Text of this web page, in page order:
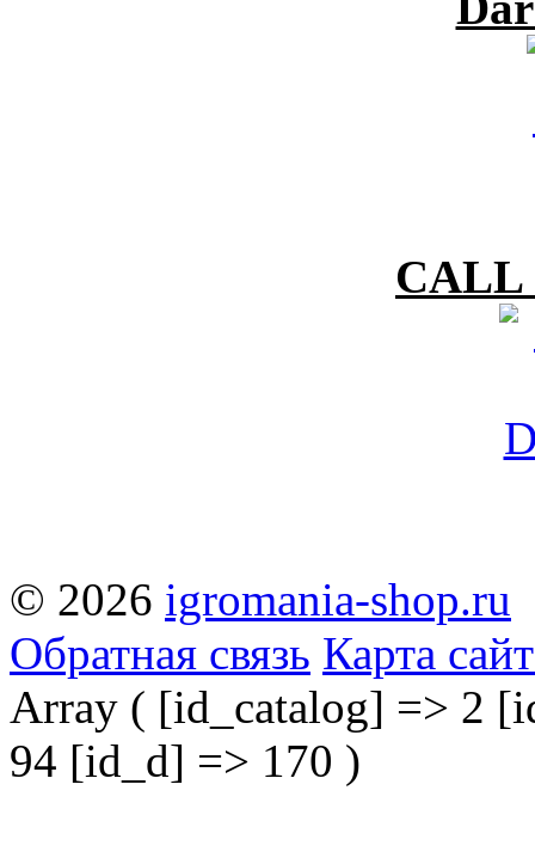
CALL
© 2026 igromania-shop.ru
Обратная связь Карта
Array ( [id_catalog] => 2
94 [id_d] => 170 )